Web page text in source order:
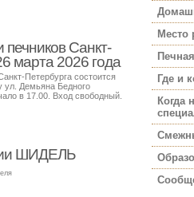
Место
Где и
Когда
Санкт-
марта 2026 года
Петербурга состоится
ул. Демьяна Бедного
в 17.00. Вход свободный.
ШИДЕЛЬ